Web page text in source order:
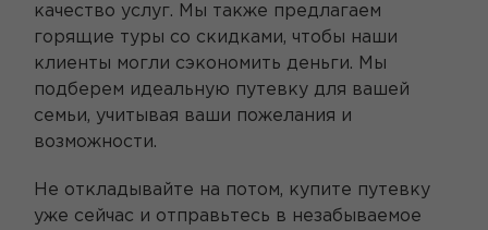
качество услуг. Мы также предлагаем
горящие туры со скидками, чтобы наши
клиенты могли сэкономить деньги. Мы
подберем идеальную путевку для вашей
семьи, учитывая ваши пожелания и
возможности.
Не откладывайте на потом, купите путевку
уже сейчас и отправьтесь в незабываемое